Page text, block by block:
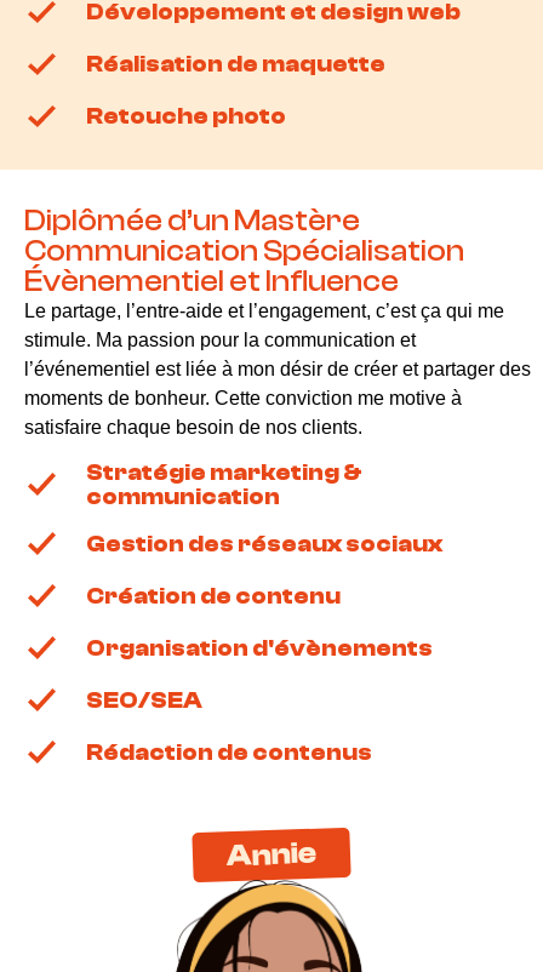
Développement et design web
Réalisation de maquette
Retouche photo
Diplômée d’un Mastère
Communication Spécialisation
Évènementiel et Influence
Le partage, l’entre-aide et l’engagement, c’est ça qui me
stimule. Ma passion pour la communication et
l’événementiel est liée à mon désir de créer et partager des
moments de bonheur. Cette conviction me motive à
satisfaire chaque besoin de nos clients.
Stratégie marketing &
communication
Gestion des réseaux sociaux
Création de contenu
Organisation d'évènements
SEO/SEA
Rédaction de contenus
Annie